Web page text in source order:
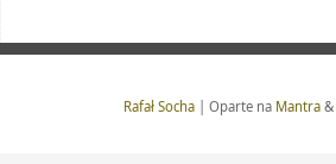
Rafał Socha| Oparte na Mantra&